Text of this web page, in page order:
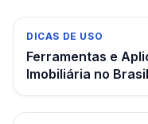
DICAS DE USO
Ferramentas e
Imobiliária no